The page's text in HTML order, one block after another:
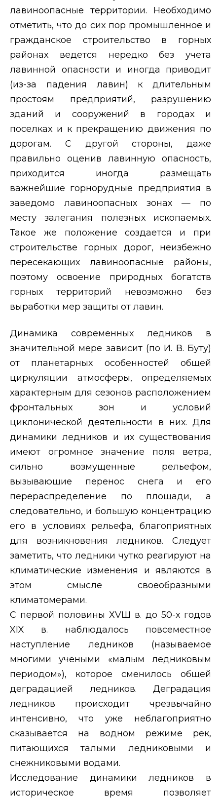
лавиноопасные территории. Необходимо
отметить, что до сих пор промышленное и
гражданское строительство в горных
районах ведется нередко без учета
лавинной опасности и иногда приводит
(из-за падения лавин) к длительным
простоям предприятий, разрушению
зданий и сооружений в городах и
поселках и к прекращению движения по
дорогам. С другой стороны, даже
правильно оценив лавинную опасность,
приходится иногда размещать
важнейшие горнорудные предприятия в
заведомо лавиноопасных зонах — по
месту залегания полезных ископаемых.
Такое же положение создается и при
строительстве горных дорог, неизбежно
пересекающих лавиноопасные районы,
поэтому освоение природных богатств
горных территорий невозможно без
выработки мер защиты от лавин.
Динамика современных ледников в
значительной мере зависит (по И. В. Буту)
от планетарных особенностей общей
циркуляции атмосферы, определяемых
характерным для сезонов расположением
фронтальных зон и условий
циклонической деятельности в них. Для
динамики ледников и их существования
имеют огромное значение поля ветра,
сильно возмущенные рельефом,
вызывающие перенос снега и его
перераспределение по площади, а
следовательно, и большую концентрацию
его в условиях рельефа, благоприятных
для возникновения ледников. Следует
заметить, что ледники чутко реагируют на
климатические изменения и являются в
этом смысле своеобразными
климатомерами.
С первой половины ХVШ в. до 50-х годов
XIX в. наблюдалось повсеместное
наступление ледников (называемое
многими учеными «малым ледниковым
периодом»), которое сменилось общей
деградацией ледников. Деградация
ледников происходит чрезвычайно
интенсивно, что уже неблагоприятно
сказывается на водном режиме рек,
питающихся талыми ледниковыми и
снежниковыми водами.
Исследование динамики ледников в
историческое время позволяет